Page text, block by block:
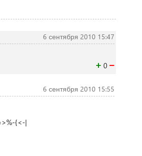
6 сентября 2010 15:47
+ 0 −
6 сентября 2010 15:55
{<-|